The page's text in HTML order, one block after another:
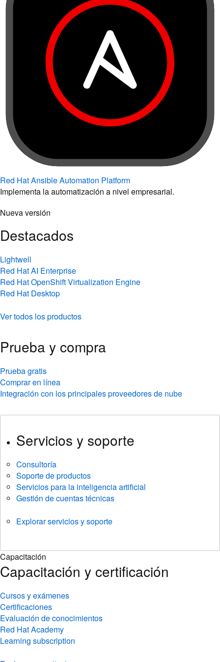
Red Hat Ansible Automation Platform
Implementa la automatización a nivel empresarial.
Nueva versión
Destacados
Lightwell
Red Hat AI Enterprise
Red Hat OpenShift Virtualization Engine
Red Hat Desktop
Ver todos los productos
Prueba y compra
Prueba gratis
Comprar en línea
Integración con los principales proveedores de nube
Servicios y soporte
Consultoría
Soporte de productos
Servicios para la inteligencia artificial
Gestión de cuentas técnicas
Explorar servicios y soporte
Capacitación
Capacitación y certificación
Cursos y exámenes
Certificaciones
Evaluación de conocimientos
Red Hat Academy
Learning subscription